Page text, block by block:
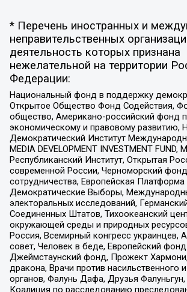
* Перечень иностранных и
неправительственных
деятельность которых признана
нежелательной на территории
Федерации:
Национальный фонд в поддержку
Открытое Общество Фонд Содействия,
общество, Американо-российский фонд
экономическому и правовому развитию,
Демократический Институт
MEDIA DEVELOPMENT INVESTMENT
Республиканский Институт, Открытая
современной России, Черноморский
сотрудничества, Европейская Платформа
Демократические Выборы,
электоральных исследований,
Соединенных Штатов, Тихоокеанский
окружающей среды и природных
Россия, Всемирный конгресс украинцев,
совет, Человек в беде, Европейский
Джеймстаунский фонд, Прожект
дракона, Врачи против насильственного
органов, Фалунь Дафа, Друзья Фалуньгун,
Коалиция по расследованию